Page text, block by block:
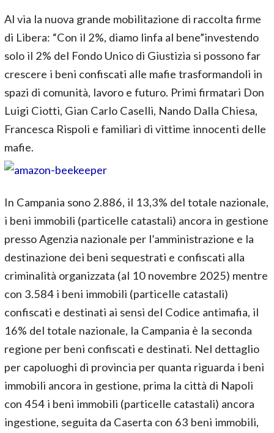
Al via la nuova grande mobilitazione di raccolta firme
di Libera: “Con il 2%, diamo linfa al bene”investendo
solo il 2% del Fondo Unico di Giustizia si possono far
crescere i beni confiscati alle mafie trasformandoli in
spazi di comunità, lavoro e futuro. Primi firmatari Don
Luigi Ciotti, Gian Carlo Caselli, Nando Dalla Chiesa,
Francesca Rispoli e familiari di vittime innocenti delle
mafie.
In Campania sono 2.886, il 13,3% del totale nazionale,
i beni immobili (particelle catastali) ancora in gestione
presso Agenzia nazionale per l’amministrazione e la
destinazione dei beni sequestrati e confiscati alla
criminalità organizzata (al 10 novembre 2025) mentre
con 3.584 i beni immobili (particelle catastali)
confiscati e destinati ai sensi del Codice antimafia, il
16% del totale nazionale, la Campania è la seconda
regione per beni confiscati e destinati. Nel dettaglio
per capoluoghi di provincia per quanta riguarda i beni
immobili ancora in gestione, prima la città di Napoli
con 454 i beni immobili (particelle catastali) ancora
ingestione, seguita da Caserta con 63 beni immobili,